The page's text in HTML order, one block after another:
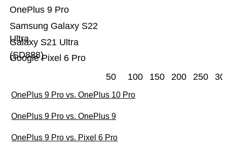
Google Pixel 6 Pro
Galaxy S21 Ultra
(SD888)
Samsung Galaxy S22
Ultra
OnePlus 9 Pro
50 100 150 200 250
OnePlus 9 Pro vs. OnePlus 10 Pro
OnePlus 9 Pro vs. OnePlus 9
OnePlus 9 Pro vs. Pixel 6 Pro